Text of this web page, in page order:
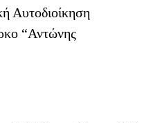
“Αντώνης